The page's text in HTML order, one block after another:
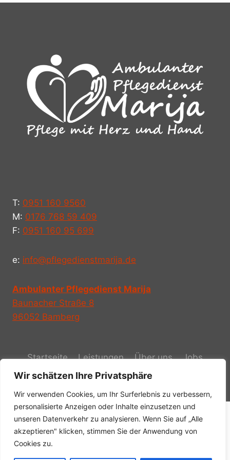
Wir schätzen Ihre Privatsphäre
Wir verwenden Cookies, um Ihr Surferlebnis zu verbessern,
personalisierte Anzeigen oder Inhalte einzusetzen und
unseren Datenverkehr zu analysieren. Wenn Sie auf „Alle
akzeptieren" klicken, stimmen Sie der Anwendung von
Cookies zu.
T: 0951 160 9560
M: 0176 768 59 409
F: 0951 160 95 699
e: info@pflegedienstmarija.de
Ambulanter Pflegedienst Marija
Baunacher Straße 8
96052 Bamberg
Startseite Leistungen Über uns
Jobs
Kontakt
© 2026 | Ambulanter Pflegedienst Marija GmbH
| Alle Rechte vorbehalten | Gestaltet von